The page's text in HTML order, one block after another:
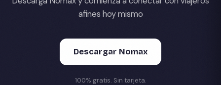
afines hoy mismo
Descargar Nomax
100% gratis. Sin tarjeta.